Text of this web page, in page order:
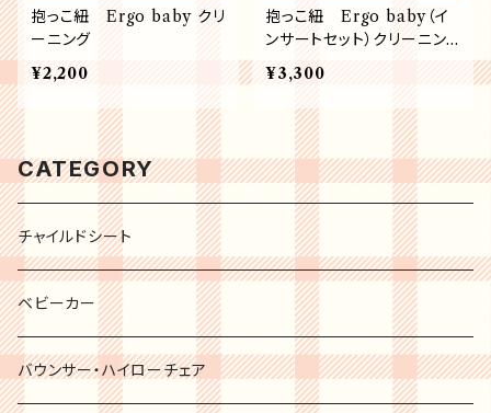
抱っこ紐 Ergo baby クリ
ーニング
¥2,200
抱っこ紐 Ergo baby（イ
ンサートセット）クリーニン
グ
¥3,300
CATEGORY
チャイルドシート
ベビーカー
バウンサー・ハイローチェア